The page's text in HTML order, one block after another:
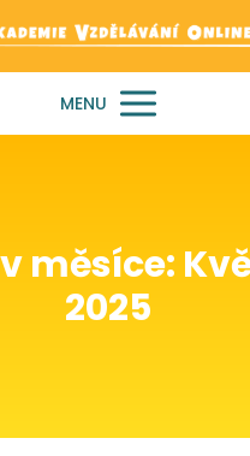
MENU
měsíce:
2025